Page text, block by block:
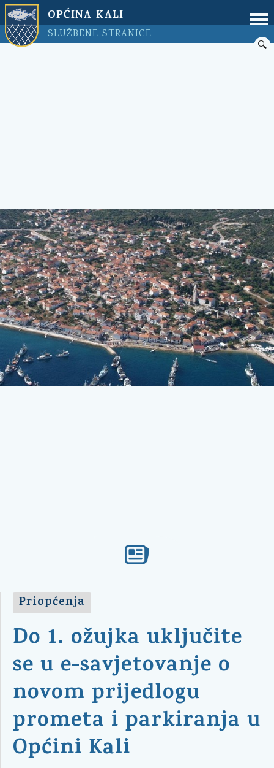
OPĆINA KALI
SLUŽBENE STRANICE
🔍
Priopćenja
Do 1. ožujka uključite
se u e-savjetovanje o
novom prijedlogu
prometa i parkiranja u
Općini Kali